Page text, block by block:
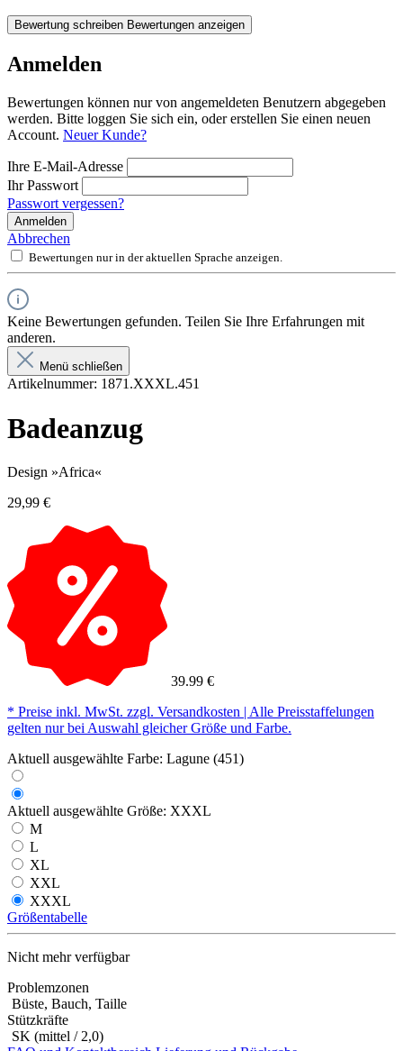
Bewertung schreiben Bewertungen anzeigen
Anmelden
Bewertungen können nur von angemeldeten Benutzern abgegeben
werden. Bitte loggen Sie sich ein, oder erstellen Sie einen neuen
Account. Neuer Kunde?
Ihre E-Mail-Adresse
Ihr Passwort
Passwort vergessen?
Anmelden
Abbrechen
Bewertungen nur in der aktuellen Sprache anzeigen.
Keine Bewertungen gefunden. Teilen Sie Ihre Erfahrungen mit
anderen.
Menü schließen
Artikelnummer: 1871.XXXL.451
Badeanzug
Design »Africa«
29,99 €
39.99 €
* Preise inkl. MwSt. zzgl. Versandkosten | Alle Preisstaffelungen
gelten nur bei Auswahl gleicher Größe und Farbe.
Aktuell ausgewählte Farbe: Lagune (451)
Aktuell ausgewählte Größe: XXXL
M
L
XL
XXL
XXXL
Größentabelle
Nicht mehr verfügbar
Problemzonen
Büste, Bauch, Taille
Stützkräfte
SK (mittel / 2,0)